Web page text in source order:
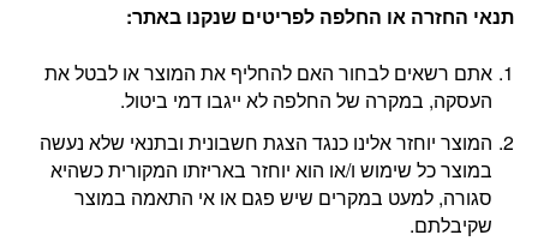
תנאי החזרה או החלפה לפריטים שנקנו באתר:
אתם רשאים לבחור האם להחליף את המוצר או לבטל את
העסקה, במקרה של החלפה לא ייגבו דמי ביטול.
המוצר יוחזר אלינו כנגד הצגת חשבונית ובתנאי שלא נעשה
במוצר כל שימוש ו/או הוא יוחזר באריזתו המקורית כשהיא
סגורה, למעט במקרים שיש פגם או אי התאמה במוצר
שקיבלתם.